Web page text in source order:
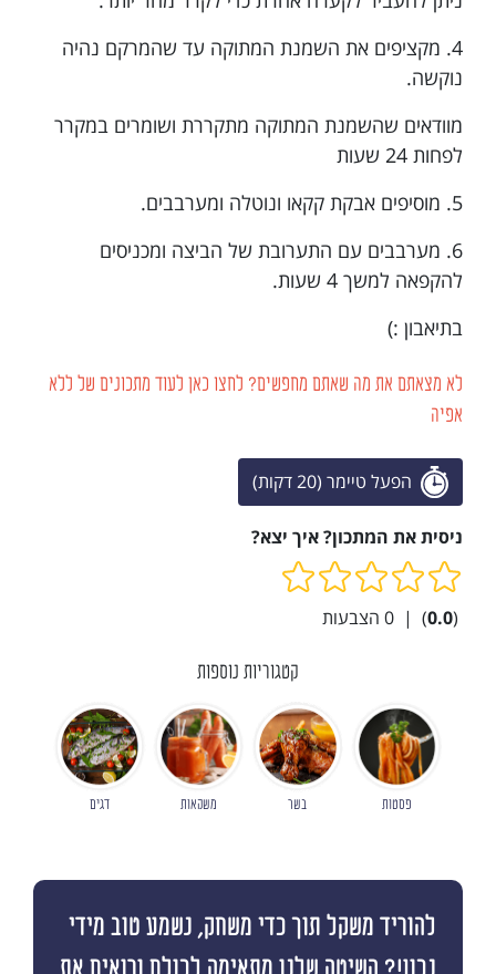
4. מקציפים את השמנת המתוקה עד שהמרקם נהיה
נוקשה.
מוודאים שהשמנת המתוקה מתקררת ושומרים במקרר
לפחות 24 שעות
5. מוסיפים אבקת קקאו ונוטלה ומערבבים.
6. מערבבים עם התערובת של הביצה ומכניסים
להקפאה למשך 4 שעות.
בתיאבון :)
לא מצאתם את מה שאתם מחפשים? לחצו כאן לעוד מתכונים של ללא
אפיה
הפעל טיימר (20 דקות)
ניסית את המתכון? איך יצא?
(
0.0
)
|
0 הצבעות
קטגוריות נוספות
פסטות בשר משקאות דגים
להוריד משקל תוך כדי משחק, נשמע טוב מידי